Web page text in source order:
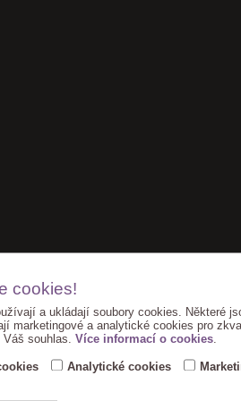
cookies!
a ukládají soubory cookies. Některé
marketingové a analytické cookies pro
souhlas. Více informací o cookies.
Analytické cookies